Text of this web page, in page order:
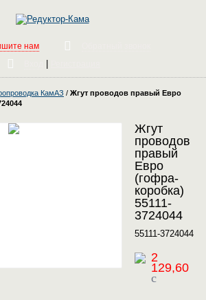
нам
КамАЗ / Жгут проводов правый Евро
Жгут
проводов
правый
Евро
(гофра-
коробка)
55111-
3724044
55111-3724044
2
129,60
c